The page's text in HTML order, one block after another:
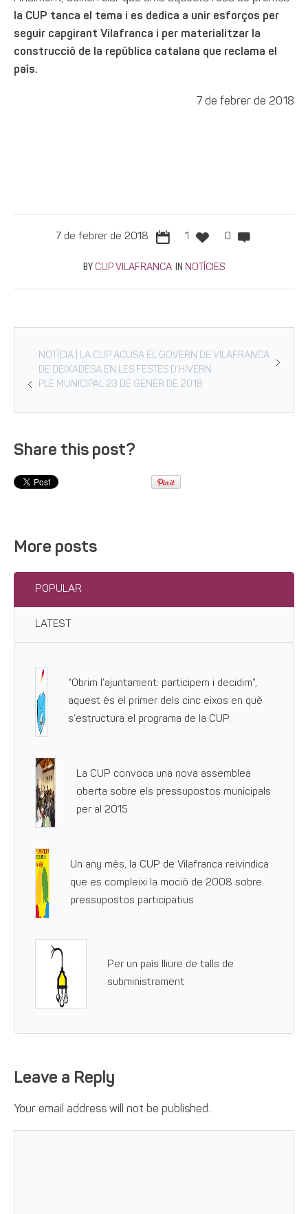
la CUP tanca el tema i es dedica a unir esforços per
seguir capgirant Vilafranca i per materialitzar la
construcció de la república catalana que reclama el
país.
7 de febrer de 2018
7 de febrer de 2018 1 0
BY CUP VILAFRANCA IN NOTÍCIES
NOTÍCIA | LA CUP ACUSA EL GOVERN DE VILAFRANCA
DE DEIXADESA EN LES FESTES D’HIVERN
PLE MUNICIPAL 23 DE GENER DE 2018
Share this post?
More posts
POPULAR
LATEST
“Obrim l’ajuntament: participem i decidim”,
aquest és el primer dels cinc eixos en què
s’estructura el programa de la CUP.
La CUP convoca una nova assemblea
oberta sobre els pressupostos municipals
per al 2015
Un any més, la CUP de Vilafranca reivindica
que es compleixi la moció de 2008 sobre
pressupostos participatius
Per un país lliure de talls de
subministrament
Leave a Reply
Your email address will not be published.